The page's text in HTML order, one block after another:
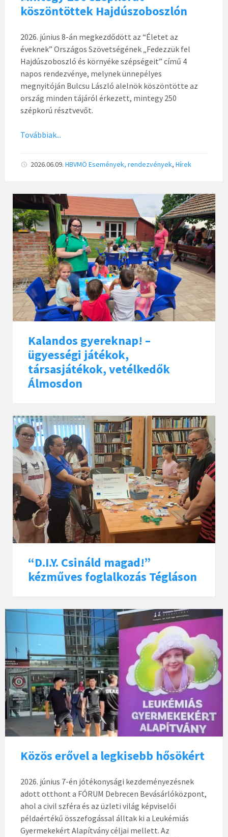
köszöntöttek Hajdúszoboszlón
2026. június 8-án megkezdődött az “Életet az
éveknek” Országos Szövetségének „Fedezzük fel
Hajdúszoboszló és környéke szépségeit” című 4
napos rendezvénye, melynek ünnepélyes
megnyitóján Bulcsu László alelnök köszöntötte az
ország minden tájáról érkezett, mintegy 250
szépkorú résztvevőt.
Továbbiak...
2026.06.09. HBVMÖ Események, rendezvények, Hírek
Kalandos gyereknap! –
ügyességi játékok,
társasjátékok, vetélkedők
Álmosdon
“D.I.Y. Csináld magad!”
kézműves foglalkozás Tégláson
Közös erővel a legkisebb hősökért
2026. június 7-én jótékonysági kezdeményezésnek
adott otthont a FÓRUM Debrecen Bevásárlóközpont,
ahol a civil szféra és az üzleti világ képviselői
példaértékű összefogással álltak ki a Leukémiás
Gyermekekért Alapítvány céljai mellett. Az